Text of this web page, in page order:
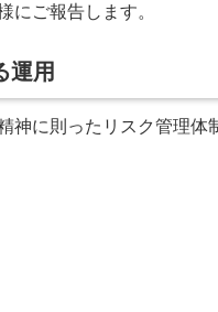
にご報告します。
運用
神に則ったリスク管理